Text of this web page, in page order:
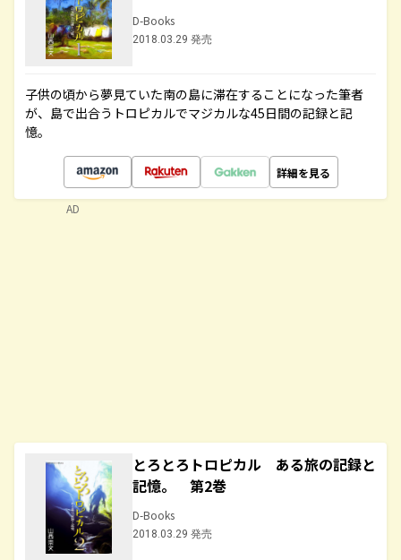
D-Books
2018.03.29 発売
子供の頃から夢見ていた南の島に滞在することになった筆者
が、島で出合うトロピカルでマジカルな45日間の記録と記
憶。
詳細を見る
とろとろトロピカル ある旅の記録と
記憶。 第2巻
D-Books
2018.03.29 発売
AD